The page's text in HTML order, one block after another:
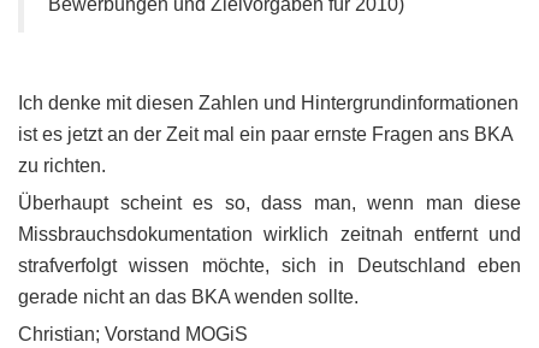
Bewerbungen und Zielvorgaben für 2010)
Ich denke mit diesen Zahlen und Hintergrundinformationen
ist es jetzt an der Zeit mal ein paar ernste Fragen ans BKA
zu richten.
Überhaupt scheint es so, dass man, wenn man diese
Missbrauchsdokumentation wirklich zeitnah entfernt und
strafverfolgt wissen möchte, sich in Deutschland eben
gerade nicht an das BKA wenden sollte.
Christian; Vorstand MOGiS